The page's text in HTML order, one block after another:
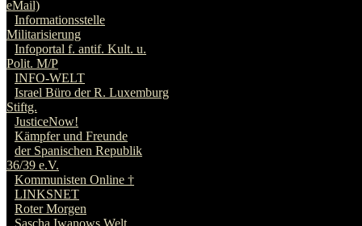
American Rebel